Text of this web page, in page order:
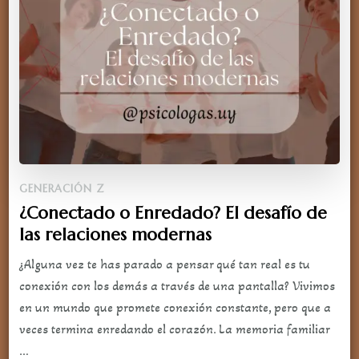
GENERACIÓN Z
¿Conectado o Enredado? El desafío de
las relaciones modernas
¿Alguna vez te has parado a pensar qué tan real es tu
conexión con los demás a través de una pantalla? Vivimos
en un mundo que promete conexión constante, pero que a
veces termina enredando el corazón. La memoria familiar
…